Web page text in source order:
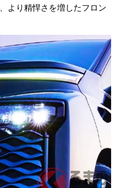
より精悍さを増したフロン